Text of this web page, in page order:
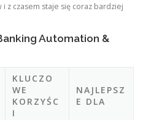
z czasem staje się coraz bardziej
Automation &
KLUCZO
WE
KORZYŚC
I
NAJLEPSZ
E DLA